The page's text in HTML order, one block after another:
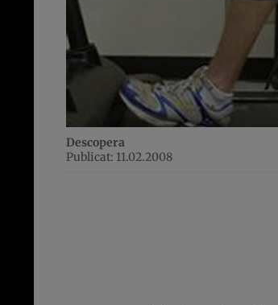
Descopera
Publicat: 11.02.2008